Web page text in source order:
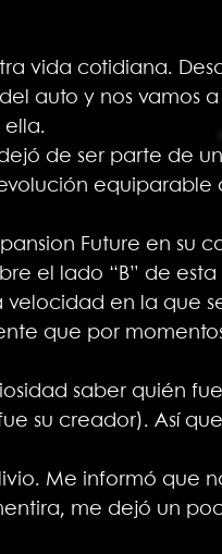
vida cotidiana.
auto y nos vamos
ella.
de ser parte de
equiparable
Future en su
el lado “B” de
velocidad en la que
que por
saber quién
su creador). Así
Me informó que
me dejó un